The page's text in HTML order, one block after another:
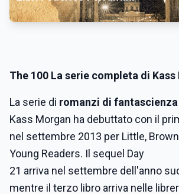
The 100 La serie completa di Kass
La serie di romanzi di
Kass Morgan ha debuttato con il
nel settembre 2013 per Little,
Young Readers. Il sequel Day
21 arriva nel settembre dell'anno
mentre il terzo libro arriva nelle